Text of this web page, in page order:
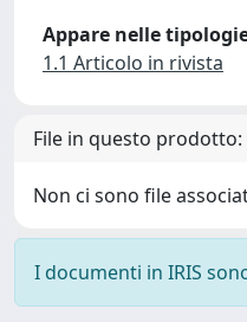
Appare nelle
1.1 Articolo in rivista
File in questo prodotto:
Non ci sono file
I documenti in IRIS